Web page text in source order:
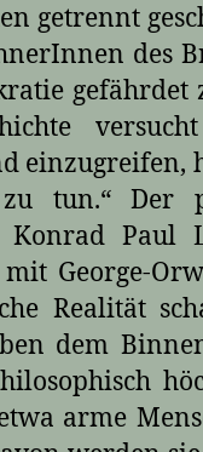
getrennt
des
gefährdet
einzugreifen,
zu tun.“ Der
Konrad Paul
George-
Realität
dem
arme